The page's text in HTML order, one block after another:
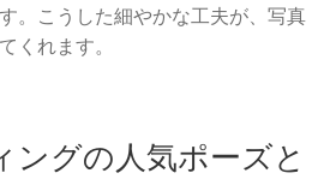
。こうした細やかな工夫が、写真
くれます。
ングの人気ポーズと